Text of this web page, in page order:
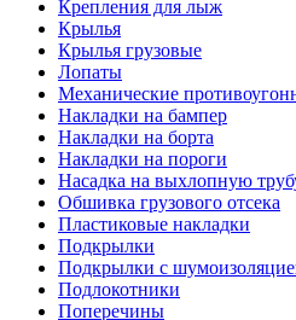
Крепления для лыж
Крылья
Крылья грузовые
Лопаты
Механические
Накладки на бампер
Накладки на борта
Накладки на пороги
Насадка на выхлопную
Обшивка грузового отсека
Пластиковые накладки
Подкрылки
Подкрылки с
Подлокотники
Поперечины